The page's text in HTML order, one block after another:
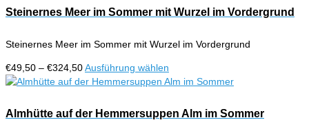
gewählt
€324,50
mehrere
Varianten
Die
können
auf
Produktseite
Steinernes Meer im Sommer mit Wurzel im Vordergrund
Steinernes Meer im Sommer mit Wurzel im Vordergrund
€49,50 – €324,50Preisspanne:
€49,50
€324,50
Ausführung wählen
Produkt
mehrere
Varianten
Almhütte auf der Hemmersuppen Alm im Sommer